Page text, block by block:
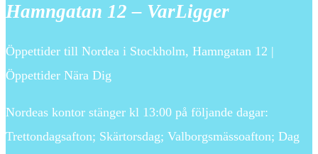
Hamngatan 12 – VarLigger
Öppettider till Nordea i Stockholm, Hamngatan 12 |
Öppettider Nära Dig
Nordeas kontor stänger kl 13:00 på följande dagar:
Trettondagsafton; Skärtorsdag; Valborgsmässoafton; Dag